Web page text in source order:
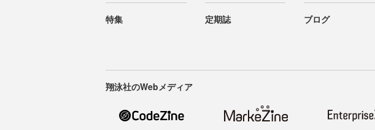
特集 定期誌 ブログ
翔泳社のWebメディア